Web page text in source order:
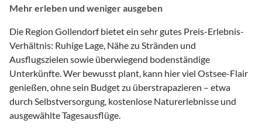
Mehr erleben und weniger ausgeben
Die Region Gollendorf bietet ein sehr gutes Preis-Erlebnis-
Verhältnis: Ruhige Lage, Nähe zu Stränden und
Ausflugszielen sowie überwiegend bodenständige
Unterkünfte. Wer bewusst plant, kann hier viel Ostsee-Flair
genießen, ohne sein Budget zu überstrapazieren – etwa
durch Selbstversorgung, kostenlose Naturerlebnisse und
ausgewählte Tagesausflüge.